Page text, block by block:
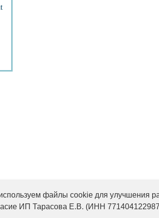
файлы cookie для улучшения
ИП Тарасова Е.В. (ИНН